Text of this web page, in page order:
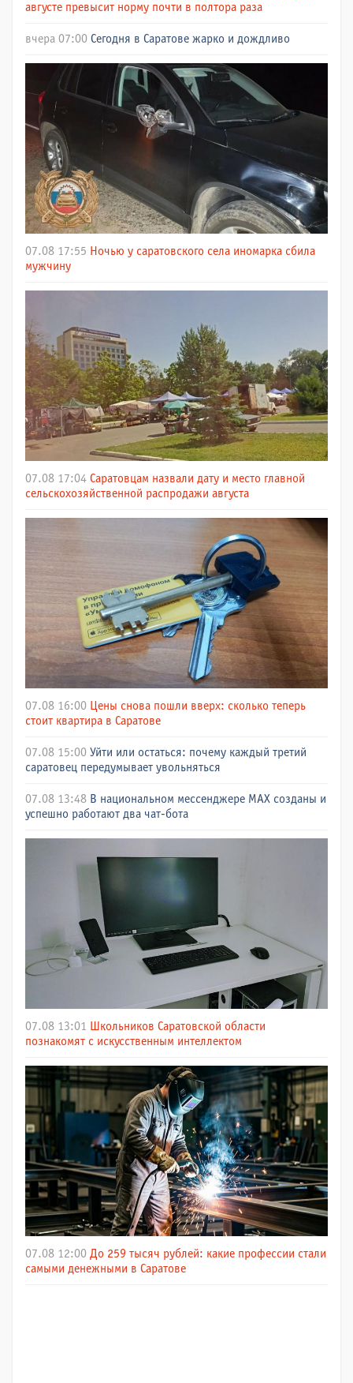
августе превысит норму почти в полтора раза
вчера 07:00 Сегодня в Саратове жарко и дождливо
07.08 17:55 Ночью у саратовского села иномарка сбила
мужчину
07.08 17:04 Саратовцам назвали дату и место главной
сельскохозяйственной распродажи августа
07.08 16:00 Цены снова пошли вверх: сколько теперь
стоит квартира в Саратове
07.08 15:00 Уйти или остаться: почему каждый третий
саратовец передумывает увольняться
07.08 13:48 В национальном мессенджере МАХ созданы и
успешно работают два чат-бота
07.08 13:01 Школьников Саратовской области
познакомят с искусственным интеллектом
07.08 12:00 До 259 тысяч рублей: какие профессии стали
самыми денежными в Саратове